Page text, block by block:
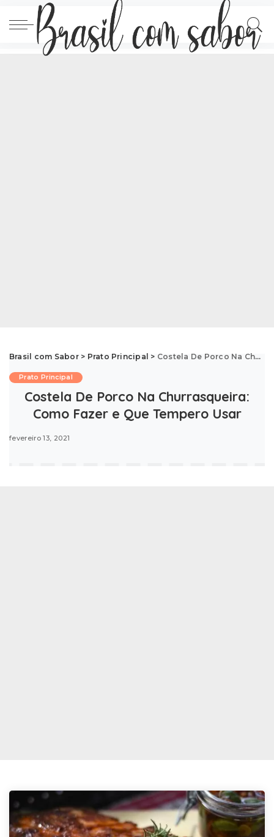
Brasil com Sabor> Prato Principal > Costela De Porco Na Churrasqueira: Como Fazer e Que Tempero Usar
Prato Principal
Costela De Porco Na Churrasqueira:
Como Fazer e Que Tempero Usar
fevereiro 13, 2021